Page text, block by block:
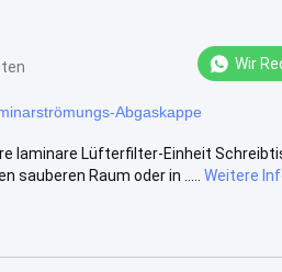
Wir
Abgaskappe
laminare Lüfterfilter-Einheit
Raum oder in .....
Weitere